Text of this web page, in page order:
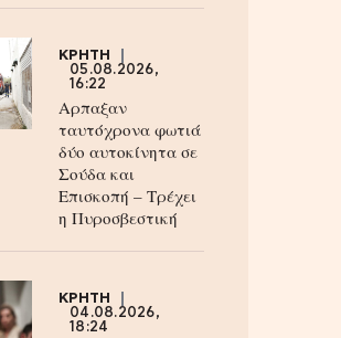
ΚΡΗΤΗ
05.08.2026,
16:22
Αρπαξαν
ταυτόχρονα φωτιά
δύο αυτοκίνητα σε
Σούδα και
Επισκοπή – Τρέχει
η Πυροσβεστική
ΚΡΗΤΗ
04.08.2026,
18:24